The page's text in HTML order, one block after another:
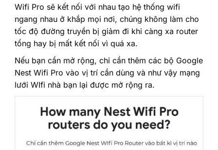
Wifi Pro sẽ kết nối với nhau tạo hệ thống wifi
ngang nhau ở khắp mọi nơi, chúng không làm cho
tốc độ đường truyền bị giảm đi khi càng xa router
tổng hay bị mất kết nối vì quá xa.
Nếu bạn cần mở rộng, chỉ cần thêm các bộ Google
Nest Wifi Pro vào vị trí cần dùng và như vậy mạng
lưới WIfi nhà bạn lại được mở rộng ra.